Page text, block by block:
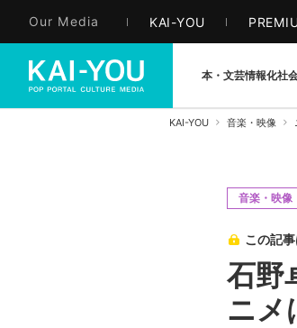
Our Media KAI-YOU
本・文芸情報化社
KAI-YOU 音楽・映像
音楽・映像
この記
石野
ニメ